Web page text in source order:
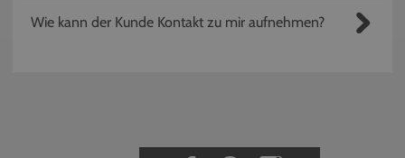
Wie kann der Kunde Kontakt zu mir aufnehmen?